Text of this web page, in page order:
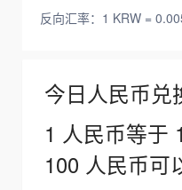
反向汇率：1 KRW =
今日人民币兑
1 人民币等于
100 人民币可